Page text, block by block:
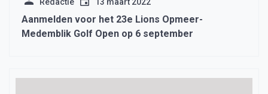
Aanmelden voor het 23e Lions Opmeer-
Medemblik Golf Open op 6 september